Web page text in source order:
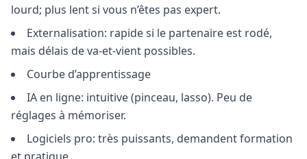
lourd; plus lent si vous n’êtes pas expert.
Externalisation: rapide si le partenaire est rodé,
mais délais de va-et-vient possibles.
Courbe d’apprentissage
IA en ligne: intuitive (pinceau, lasso). Peu de
réglages à mémoriser.
Logiciels pro: très puissants, demandent formation